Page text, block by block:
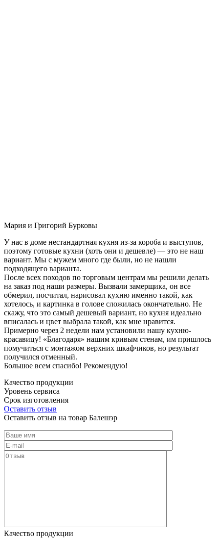
Мария и Григорий Бурковы
У нас в доме нестандартная кухня из-за короба и выступов,
поэтому готовые кухни (хоть они и дешевле) — это не наш
вариант. Мы с мужем много где были, но не нашли
подходящего варианта.
После всех походов по торговым центрам мы решили делать
на заказ под наши размеры. Вызвали замерщика, он все
обмерил, посчитал, нарисовал кухню именно такой, как
хотелось, и картинка в голове сложилась окончательно. Не
скажу, что это самый дешевый вариант, но кухня идеально
вписалась и цвет выбрала такой, как мне нравится.
Примерно через 2 недели нам установили нашу кухню-
красавицу! «Благодаря» нашим кривым стенам, им пришлось
помучиться с монтажом верхних шкафчиков, но результат
получился отменный.
Большое всем спасибо! Рекомендую!
Качество продукции
Уровень сервиса
Срок изготовления
Оставить отзыв
Оставить отзыв на товар Балешэр
Качество продукции